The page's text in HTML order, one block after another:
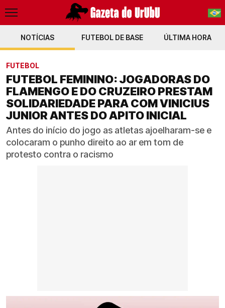
PT-BR
NOTÍCIAS FUTEBOL DE BASE ÚLTIMA HORA
FUTEBOL
FUTEBOL FEMININO: JOGADORAS DO
FLAMENGO E DO CRUZEIRO PRESTAM
SOLIDARIEDADE PARA COM VINICIUS
JUNIOR ANTES DO APITO INICIAL
Antes do início do jogo as atletas ajoelharam-se e
colocaram o punho direito ao ar em tom de
protesto contra o racismo